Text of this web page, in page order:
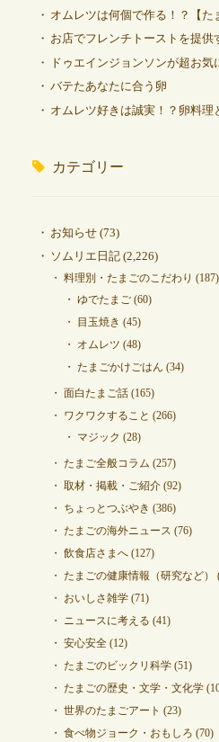
オムレツは何個で作る！？【た
お店でフレンチトーストを提供
ドゥエインジョンソンが超お
バテたあなたに合う卵
オムレツ好きは誠実！？卵料理
カテゴリー
お知らせ(73)
ソムリエ日記(2,226)
料理別・たまごのこだわり (187)
ゆでたまご(60)
目玉焼き (45)
オムレツ (48)
たまごかけごはん (34)
面白たまご話(165)
ワクワクすること (266)
マジック (28)
たまご全般コラム (257)
取材・掲載・ご紹介(92)
ちょっとつぶやき (386)
たまごの海外ニュース (76)
飲食店さまへ(127)
たまごの健康情報（研究など）
おいしさ雑学(71)
ニュースに考える (41)
安心安全(12)
たまごのビックリ科学(51)
たまごの歴史・文学・文化学
世界のたまごアート (23)
食べ物ジョーク・おもしろ (70)